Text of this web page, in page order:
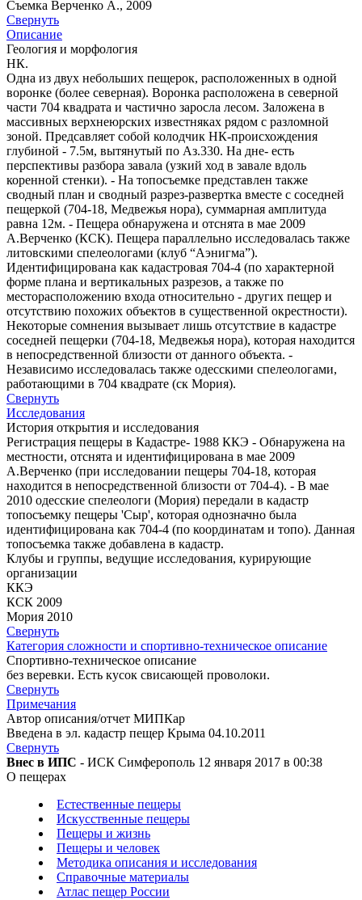
Съемка Верченко А., 2009
Свернуть
Описание
Геология и морфология
НК.
Одна из двух небольших пещерок, расположенных в одной
воронке (более северная). Воронка расположена в северной
части 704 квадрата и частично заросла лесом. Заложена в
массивных верхнеюрских известняках рядом с разломной
зоной. Предсавляет собой колодчик НК-происхождения
глубиной - 7.5м, вытянутый по Аз.330. На дне- есть
перспективы разбора завала (узкий ход в завале вдоль
коренной стенки). - На топосъемке представлен также
сводный план и сводный разрез-развертка вместе с соседней
пещеркой (704-18, Медвежья нора), суммарная амплитуда
равна 12м. - Пещера обнаружена и отснята в мае 2009
А.Верченко (КСК). Пещера параллельно исследовалась также
литовскими спелеологами (клуб “Аэнигма”).
Идентифицирована как кадастровая 704-4 (по характерной
форме плана и вертикальных разрезов, а также по
месторасположению входа относительно - других пещер и
отсутствию похожих объектов в существенной окрестности).
Некоторые сомнения вызывает лишь отсутствие в кадастре
соседней пещерки (704-18, Медвежья нора), которая находится
в непосредственной близости от данного объекта. -
Независимо исследовалась также одесскими спелеологами,
работающими в 704 квадрате (ск Мория).
Свернуть
Исследования
История открытия и исследования
Регистрация пещеры в Кадастре- 1988 ККЭ - Обнаружена на
местности, отснята и идентифицирована в мае 2009
А.Верченко (при исследовании пещеры 704-18, которая
находится в непосредственной близости от 704-4). - В мае
2010 одесские спелеологи (Мория) передали в кадастр
топосъемку пещеры 'Сыр', которая однозначно была
идентифицирована как 704-4 (по координатам и топо). Данная
топосъемка также добавлена в кадастр.
Клубы и группы, ведущие исследования, курирующие
организации
ККЭ
КСК 2009
Мория 2010
Свернуть
Категория сложности и спортивно-техническое описание
Спортивно-техническое описание
без веревки. Есть кусок свисающей проволоки.
Свернуть
Примечания
Автор описания/отчет МИПКар
Введена в эл. кадастр пещер Крыма 04.10.2011
Свернуть
Внес в ИПС - ИСК Симферополь 12 января 2017 в 00:38
О пещерах
Естественные пещеры
Искусственные пещеры
Пещеры и жизнь
Пещеры и человек
Методика описания и исследования
Справочные материалы
Атлас пещер России